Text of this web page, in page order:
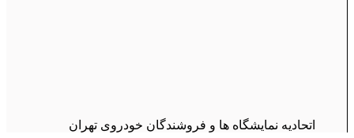
اتحادیه نمایشگاه ها و فروشندگان خودروی تهران